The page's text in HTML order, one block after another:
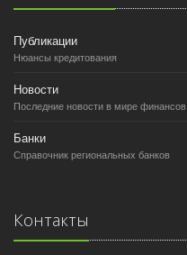
Публикации
Нюансы кредитования
Новости
Последние новости в мире финансов
Банки
Справочник региональных банков
Контакты